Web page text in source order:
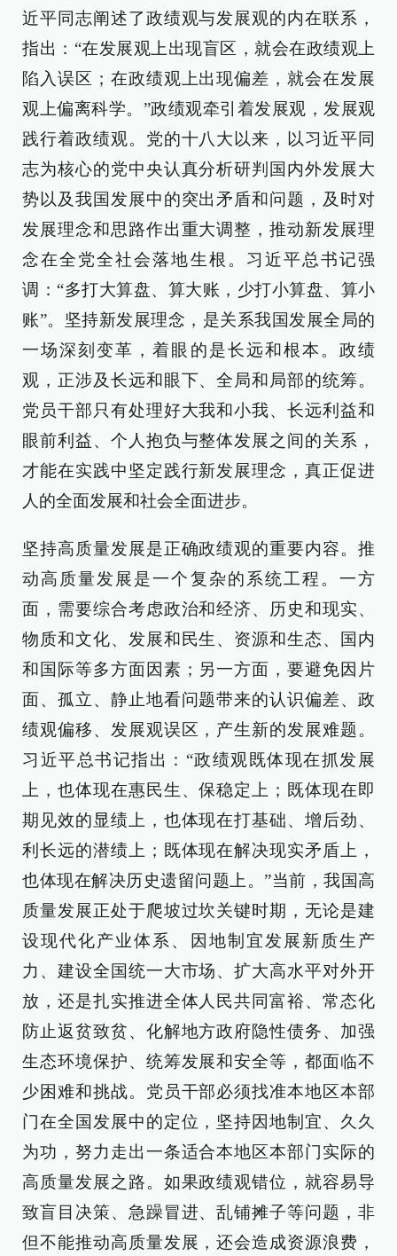
近平同志阐述了政绩观与发展观的内在联系，
指出：“在发展观上出现盲区，就会在政绩观上
陷入误区；在政绩观上出现偏差，就会在发展
观上偏离科学。”政绩观牵引着发展观，发展观
践行着政绩观。党的十八大以来，以习近平同
志为核心的党中央认真分析研判国内外发展大
势以及我国发展中的突出矛盾和问题，及时对
发展理念和思路作出重大调整，推动新发展理
念在全党全社会落地生根。习近平总书记强
调：“多打大算盘、算大账，少打小算盘、算小
账”。坚持新发展理念，是关系我国发展全局的
一场深刻变革，着眼的是长远和根本。政绩
观，正涉及长远和眼下、全局和局部的统筹。
党员干部只有处理好大我和小我、长远利益和
眼前利益、个人抱负与整体发展之间的关系，
才能在实践中坚定践行新发展理念，真正促进
人的全面发展和社会全面进步。
坚持高质量发展是正确政绩观的重要内容。推
动高质量发展是一个复杂的系统工程。一方
面，需要综合考虑政治和经济、历史和现实、
物质和文化、发展和民生、资源和生态、国内
和国际等多方面因素；另一方面，要避免因片
面、孤立、静止地看问题带来的认识偏差、政
绩观偏移、发展观误区，产生新的发展难题。
习近平总书记指出：“政绩观既体现在抓发展
上，也体现在惠民生、保稳定上；既体现在即
期见效的显绩上，也体现在打基础、增后劲、
利长远的潜绩上；既体现在解决现实矛盾上，
也体现在解决历史遗留问题上。”当前，我国高
质量发展正处于爬坡过坎关键时期，无论是建
设现代化产业体系、因地制宜发展新质生产
力、建设全国统一大市场、扩大高水平对外开
放，还是扎实推进全体人民共同富裕、常态化
防止返贫致贫、化解地方政府隐性债务、加强
生态环境保护、统筹发展和安全等，都面临不
少困难和挑战。党员干部必须找准本地区本部
门在全国发展中的定位，坚持因地制宜、久久
为功，努力走出一条适合本地区本部门实际的
高质量发展之路。如果政绩观错位，就容易导
致盲目决策、急躁冒进、乱铺摊子等问题，非
但不能推动高质量发展，还会造成资源浪费，